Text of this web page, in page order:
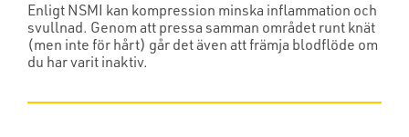
Enligt NSMI kan kompression minska inflammation och
svullnad. Genom att pressa samman området runt knät
(men inte för hårt) går det även att främja blodflöde om
du har varit inaktiv.